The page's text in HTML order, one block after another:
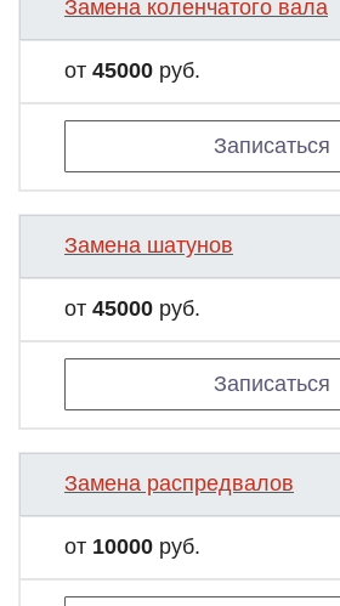
Замена коленчатого вала
от 45000 руб.
Записаться
Замена шатунов
от 45000 руб.
Записаться
Замена распредвалов
от 10000 руб.